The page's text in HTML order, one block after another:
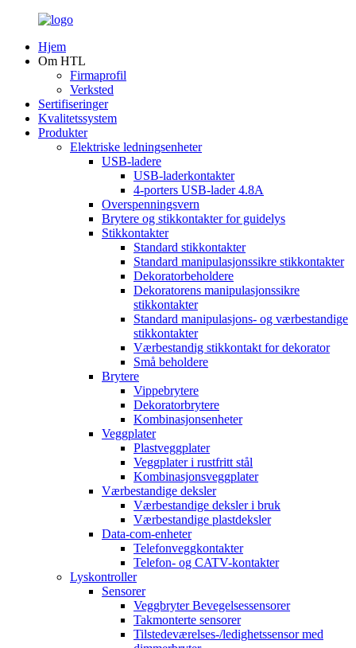
Hjem
Om HTL
Firmaprofil
Verksted
Sertifiseringer
Kvalitetssystem
Produkter
Elektriske ledningsenheter
USB-ladere
USB-laderkontakter
4-porters USB-lader 4.8A
Overspenningsvern
Brytere og stikkontakter for guidelys
Stikkontakter
Standard stikkontakter
Standard manipulasjonssikre stikkontakter
Dekoratorbeholdere
Dekoratorens manipulasjonssikre
stikkontakter
Standard manipulasjons- og værbestandige
stikkontakter
Værbestandig stikkontakt for dekorator
Små beholdere
Brytere
Vippebrytere
Dekoratorbrytere
Kombinasjonsenheter
Veggplater
Plastveggplater
Veggplater i rustfritt stål
Kombinasjonsveggplater
Værbestandige deksler
Værbestandige deksler i bruk
Værbestandige plastdeksler
Data-com-enheter
Telefonveggkontakter
Telefon- og CATV-kontakter
Lyskontroller
Sensorer
Veggbryter Bevegelsessensorer
Takmonterte sensorer
Tilstedeværelses-/ledighetssensor med